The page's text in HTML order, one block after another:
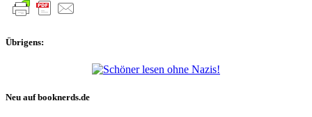
Übrigens:
Neu auf booknerds.de